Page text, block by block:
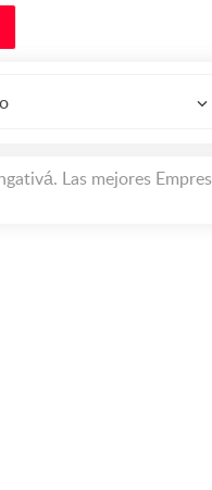
Las mejores